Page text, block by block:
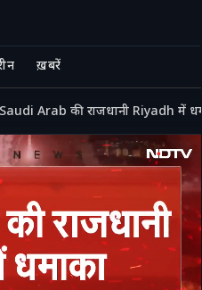
ख़बरें
Arab की राजधानी Riyadh में